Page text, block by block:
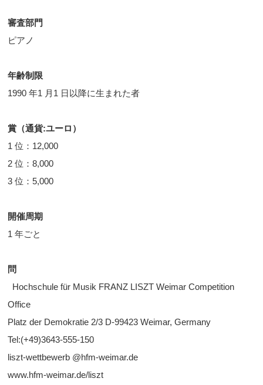
審査部門
ピアノ
年齢制限
1990 年1 月1 日以降に生まれた者
賞（通貨:ユーロ）
1 位：12,000
2 位：8,000
3 位：5,000
開催周期
1 年ごと
問
Hochschule für Musik FRANZ LISZT Weimar Competition
Office
Platz der Demokratie 2/3 D-99423 Weimar, Germany
Tel:(+49)3643-555-150
liszt-wettbewerb @hfm-weimar.de
www.hfm-weimar.de/liszt